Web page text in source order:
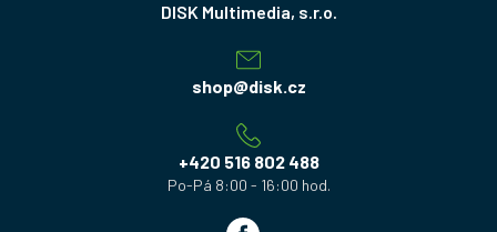
shop@disk.cz
+420 516 802 488